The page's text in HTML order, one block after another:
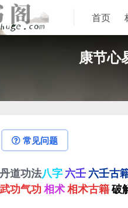
首页
康节心
常见问题
丹道功法八字 六壬 六壬古
武功气功 相术相术古籍破